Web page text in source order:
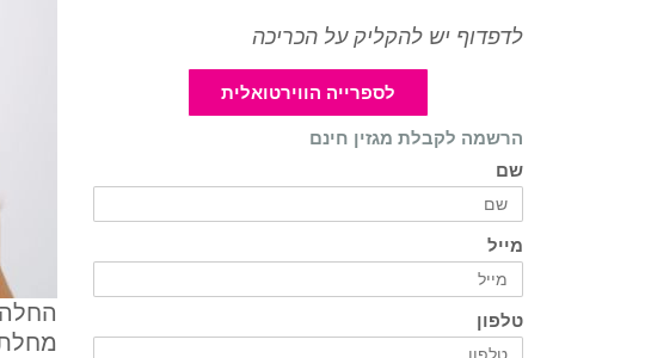
לדפדוף יש להקליק על הכריכה
לספרייה הווירטואלית
הרשמה לקבלת מגזין חינם
שם
מייל
טלפון